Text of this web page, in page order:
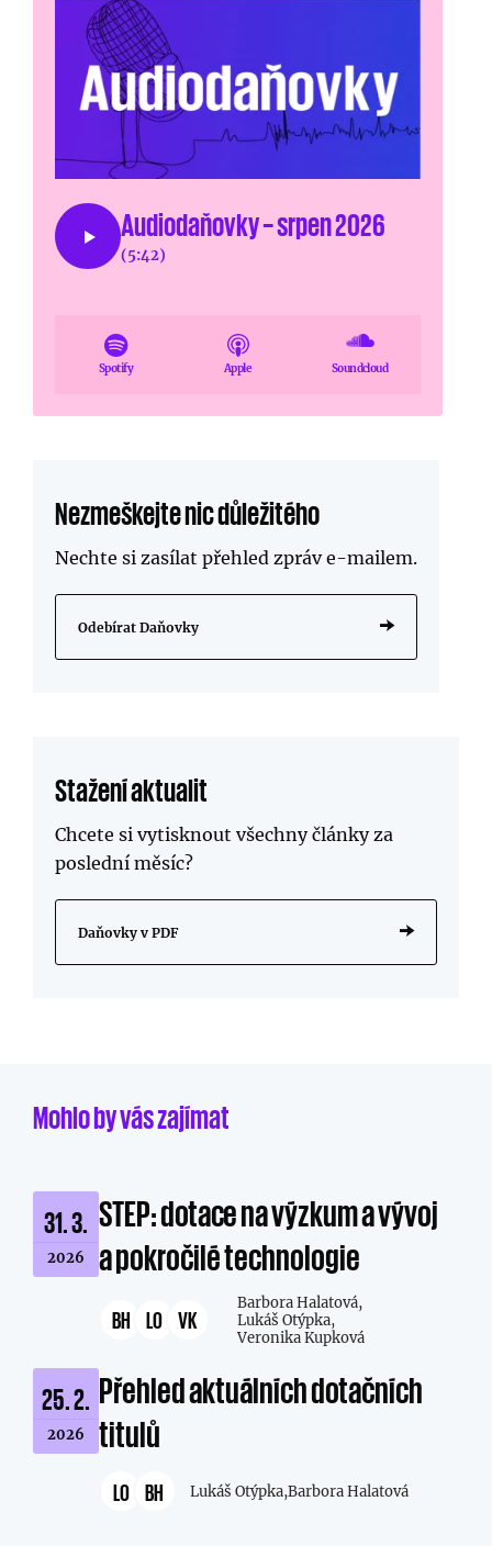
Audiodaňovky – srpen 2026
(5:42)
Spotify Apple Soundcloud
Nezmeškejte nic důležitého
Nechte si zasílat přehled zpráve-mailem.
Odebírat Daňovky
Stažení aktualit
Chcete si vytisknout všechny články za
poslední měsíc?
Daňovky v PDF
Mohlo by vás zajímat
31. 3.
2026
STEP: dotace na výzkum a vývoj
a pokročilé technologie
BH LO VK
Barbora Halatová,
Lukáš Otýpka,
Veronika Kupková
25. 2.
2026
Přehled aktuálních dotačních
titulů
LO BH Lukáš Otýpka,Barbora Halatová